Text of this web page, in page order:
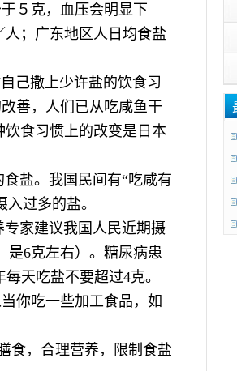
５克，血压会明显下
；广东地区人日均食盐
己撒上少许盐的饮食习
善，人们已从吃咸鱼干
饮食习惯上的改变是日本
盐。我国民间有“吃咸有
过多的盐。
家建议我国人民近期摄
是6克左右）。糖尿病患
天吃盐不要超过4克。
你吃一些加工食品，如
食，合理营养，限制食盐